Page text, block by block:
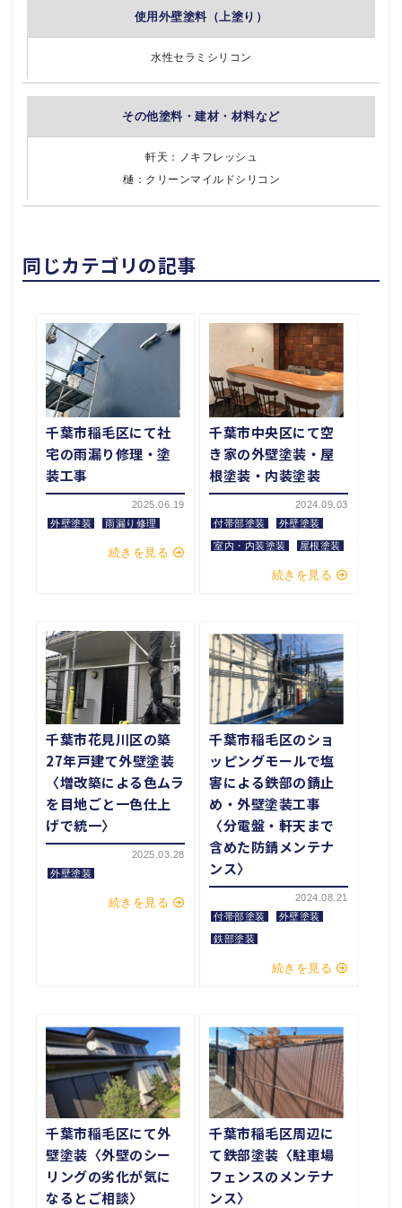
使用外壁塗料（上塗り）
水性セラミシリコン
その他塗料・建材・材料など
軒天：ノキフレッシュ
樋：クリーンマイルドシリコン
同じカテゴリの記事
千葉市稲毛区にて社
宅の雨漏り修理・塗
装工事
2025.06.19
外壁塗装
雨漏り修理
続きを見る
千葉市中央区にて空
き家の外壁塗装・屋
根塗装・内装塗装
2024.09.03
付帯部塗装
外壁塗装
室内・内装塗装 屋根塗装
続きを見る
千葉市花見川区の築
27年戸建て外壁塗装
〈増改築による色ムラ
を目地ごと一色仕上
げで統一〉
2025.03.28
外壁塗装
続きを見る
千葉市稲毛区のショ
ッピングモールで塩
害による鉄部の錆止
め・外壁塗装工事
〈分電盤・軒天まで
含めた防錆メンテナ
ンス〉
2024.08.21
付帯部塗装
外壁塗装
鉄部塗装
続きを見る
千葉市稲毛区にて外
壁塗装〈外壁のシー
リングの劣化が気に
なるとご相談〉
千葉市稲毛区周辺に
て鉄部塗装〈駐車場
フェンスのメンテナ
ンス〉